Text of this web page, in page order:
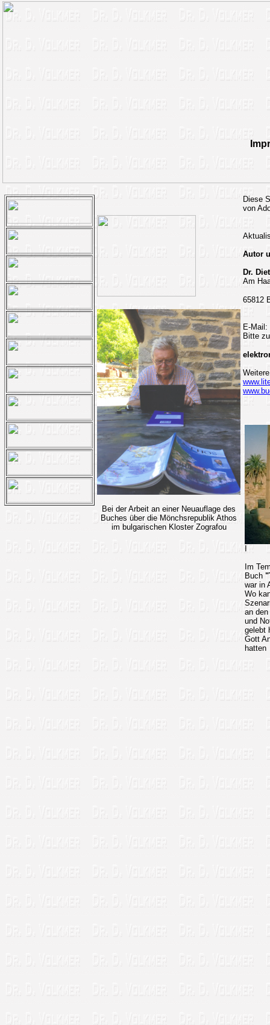
Bei der Arbeit an einer Neuauflage des
Buches über die Mönchsrepublik Athos
im bulgarischen Kloster Zografou
Diese
von
Autor
Dr.
Am
65812
E-Mail:
Bitte
Im
Buch
war in
Wo
an
und
gelebt
Gott
hatten